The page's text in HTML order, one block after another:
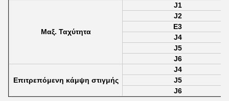
Μαξ. Ταχύτητα
J1
J2
Ε3
J4
J5
J6
Επιτρεπόμενη κάμψη στιγμής
J4
J5
J6